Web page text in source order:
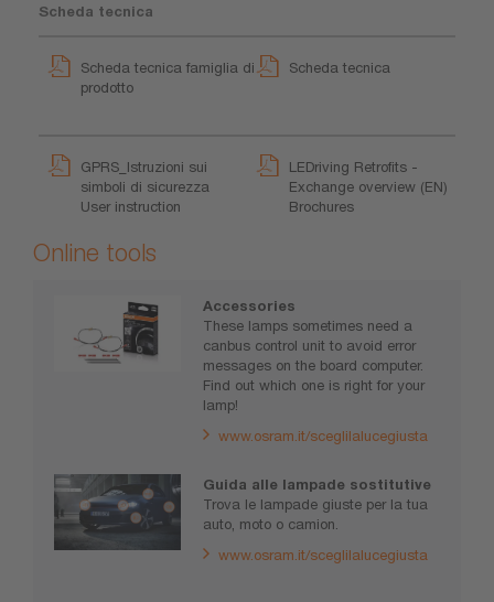
Scheda tecnica
Scheda tecnica famiglia di
prodotto
Scheda tecnica
GPRS_Istruzioni sui
simboli di sicurezza
User instruction
LEDriving Retrofits -
Exchange overview (EN)
Brochures
Online tools
Accessories
These lamps sometimes need a
canbus control unit to avoid error
messages on the board computer.
Find out which one is right for your
lamp!
www.osram.it/sceglilalucegiusta
Guida alle lampade sostitutive
Trova le lampade giuste per la tua
auto, moto o camion.
www.osram.it/sceglilalucegiusta